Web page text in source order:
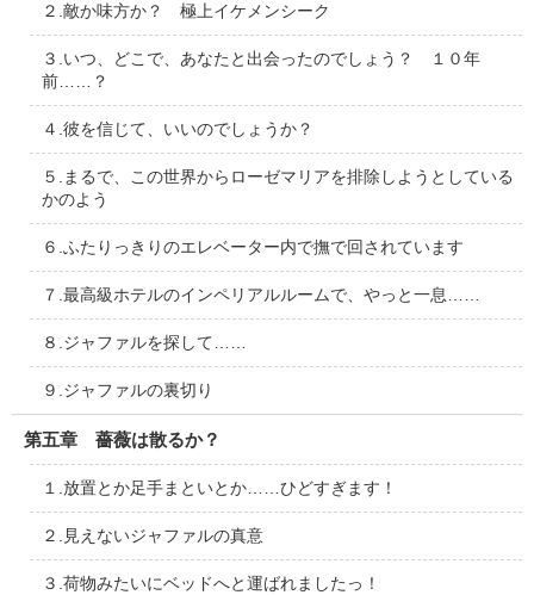
２.敵か味方か？ 極上イケメンシーク
３.いつ、どこで、あなたと出会ったのでしょう？ １０年
前……？
４.彼を信じて、いいのでしょうか？
５.まるで、この世界からローゼマリアを排除しようとしている
かのよう
６.ふたりっきりのエレベーター内で撫で回されています
７.最高級ホテルのインペリアルルームで、やっと一息……
８.ジャファルを探して……
９.ジャファルの裏切り
第五章 薔薇は散るか？
１.放置とか足手まといとか……ひどすぎます！
２.見えないジャファルの真意
３.荷物みたいにベッドへと運ばれましたっ！